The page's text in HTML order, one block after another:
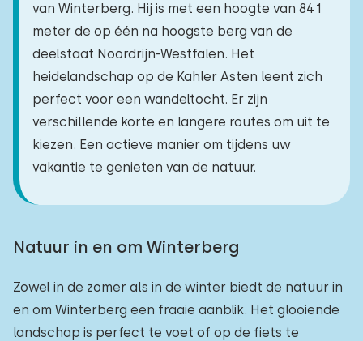
van Winterberg. Hij is met een hoogte van 841
meter de op één na hoogste berg van de
deelstaat Noordrijn-Westfalen. Het
heidelandschap op de Kahler Asten leent zich
perfect voor een wandeltocht. Er zijn
verschillende korte en langere routes om uit te
kiezen. Een actieve manier om tijdens uw
vakantie te genieten van de natuur.
Natuur in en om Winterberg
Zowel in de zomer als in de winter biedt de natuur in
en om Winterberg een fraaie aanblik. Het glooiende
landschap is perfect te voet of op de fiets te